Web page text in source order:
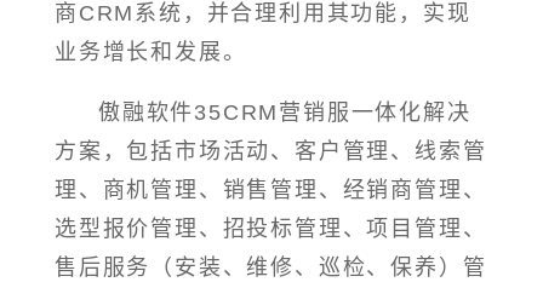
商CRM系统，并合理利用其功能，实现
业务增长和发展。
傲融软件35CRM营销服一体化解决
方案，包括市场活动、客户管理、线索管
理、商机管理、销售管理、经销商管理、
选型报价管理、招投标管理、项目管理、
售后服务（安装、维修、巡检、保养）管